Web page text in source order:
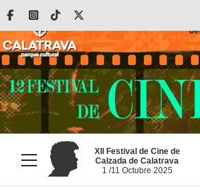
Saltar
contenido
FacebookInstagram
Tiktok
Menú
principal
XII Festival de Cine de
Calzada de Calatrava
1 /11 Octubre 2025